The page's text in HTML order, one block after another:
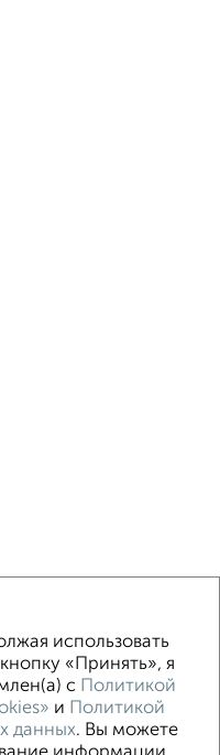
На сутки Без мебели
улица Огарёва 15
использовать
«Принять», я
с Политикой
и Политикой
данных. Вы можете